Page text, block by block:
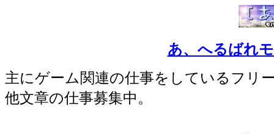
あ、へるばれ
主にゲーム関連の仕事をしているフリ
他文章の仕事募集中。